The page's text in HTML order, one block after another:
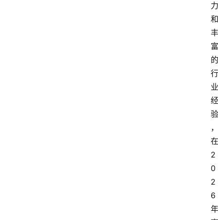
力
和
丰
富
的
行
业
经
验
，
在
2
0
2
6
年